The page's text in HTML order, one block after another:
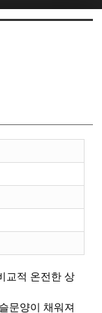
교적 온전한 상
문양이 채워져